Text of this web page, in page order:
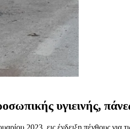
υγιεινής,
2023, εις ένδειξη πένθους για